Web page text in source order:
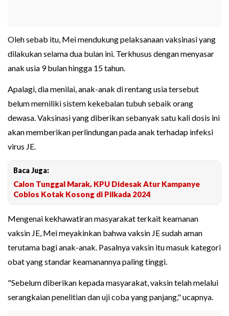
Oleh sebab itu, Mei mendukung pelaksanaan vaksinasi yang
dilakukan selama dua bulan ini. Terkhusus dengan menyasar
anak usia 9 bulan hingga 15 tahun.
Apalagi, dia menilai, anak-anak di rentang usia tersebut
belum memiliki sistem kekebalan tubuh sebaik orang
dewasa. Vaksinasi yang diberikan sebanyak satu kali dosis ini
akan memberikan perlindungan pada anak terhadap infeksi
virus JE.
Baca Juga:
Calon Tunggal Marak, KPU Didesak Atur Kampanye
Coblos Kotak Kosong di Pilkada 2024
Mengenai kekhawatiran masyarakat terkait keamanan
vaksin JE, Mei meyakinkan bahwa vaksin JE sudah aman
terutama bagi anak-anak. Pasalnya vaksin itu masuk kategori
obat yang standar keamanannya paling tinggi.
"Sebelum diberikan kepada masyarakat, vaksin telah melalui
serangkaian penelitian dan uji coba yang panjang," ucapnya.